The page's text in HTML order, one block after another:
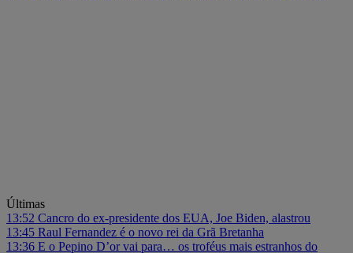
Últimas
13:52 Cancro do ex-presidente dos EUA, Joe Biden, alastrou
13:45 Raul Fernandez é o novo rei da Grã Bretanha
13:36 E o Pepino D’or vai para… os troféus mais estranhos do